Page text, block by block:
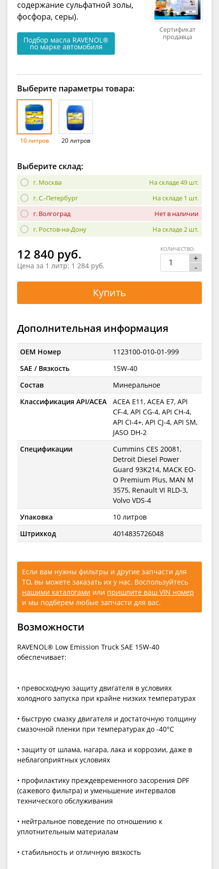
содержание сульфатной золы,
фосфора, серы).
Подбор масла RAVENOL®
по марке автомобиля
Сертификат
продавца
Выберите параметры товара:
10 литров 20 литров
Выберите склад:
г. Москва
На складе 49 шт.
г. С.-Петербург
На складе 1 шт.
г. Волгоград
Нет в наличии
г. Ростов-на-Дону
На складе 2 шт.
12 840 руб.
Цена за 1 литр: 1 284 руб.
+
-
КОЛИЧЕСТВО:
Купить
Дополнительная информация
OEM Номер
1123100-010-01-999
SAE / Вязкость
15W-40
Состав
Минеральное
Классификация API/ACEA
ACEA E11, ACEA E7, API
CF-4, API CG-4, API CH-4,
API CI-4+, API CJ-4, API SM,
JASO DH-2
Спецификации
Cummins CES 20081,
Detroit Diesel Power
Guard 93K214, MACK EO-
O Premium Plus, MAN M
3575, Renault VI RLD-3,
Volvo VDS-4
Упаковка
10 литров
Штрихкод
4014835726048
Если вам нужны фильтры и другие запчасти для
ТО, вы можете заказать их у нас. Воспользуйтесь
нашими каталогами или пришлите ваш VIN номер
и мы подберем любые запчасти для вас.
Возможности
RAVENOL® Low Emission Truck SAE 15W-40
обеспечивает:
• превосходную защиту двигателя в условиях
холодного запуска при крайне низких температурах
• быструю смазку двигателя и достаточную толщину
смазочной пленки при температурах до -40°C
• защиту от шлама, нагара, лака и коррозии, даже в
неблагоприятных условиях
• профилактику преждевременного засорения DPF
(сажевого фильтра) и уменьшение интервалов
технического обслуживания
• нейтральное поведение по отношению к
уплотнительным материалам
• стабильность и отличную вязкость